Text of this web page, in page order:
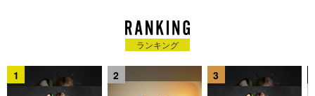
躍進が続く中、12月28日に埼玉・さいたまスーパーアリーナで
ワンマンライブを開催。
ランキング
1 2 3